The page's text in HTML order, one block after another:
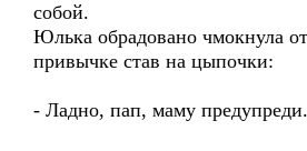
собой.
Юлька обрадовано чмокнула
привычке став на цыпочки:
- Ладно, пап, маму предупреди.